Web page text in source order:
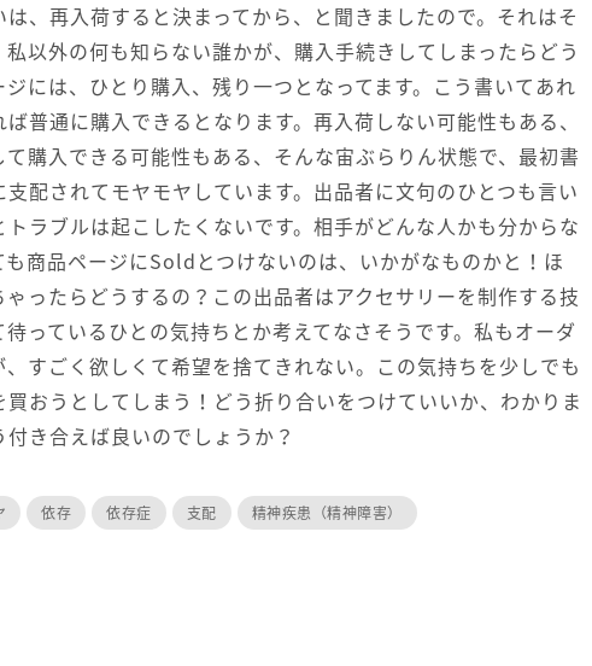
、再入荷すると決まってから、と聞きましたので。それはそ
以外の何も知らない誰かが、購入手続きしてしまったらどう
には、ひとり購入、残り一つとなってます。こう書いてあれ
普通に購入できるとなります。再入荷しない可能性もある、
購入できる可能性もある、そんな宙ぶらりん状態で、最初書
配されてモヤモヤしています。出品者に文句のひとつも言い
ラブルは起こしたくないです。相手がどんな人かも分からな
商品ページにSoldとつけないのは、いかがなものかと！ほ
ったらどうするの？この出品者はアクセサリーを制作する技
っているひとの気持ちとか考えてなさそうです。私もオーダ
すごく欲しくて希望を捨てきれない。この気持ちを少しでも
おうとしてしまう！どう折り合いをつけていいか、わかりま
き合えば良いのでしょうか？
依存 依存症 支配
精神疾患（精神障害）